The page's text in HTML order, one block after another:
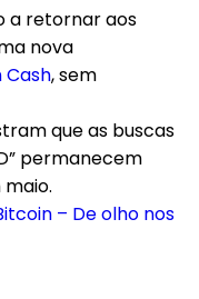
a retornar aos
nova
Cash, sem
que as buscas
permanecem
– De olho nos